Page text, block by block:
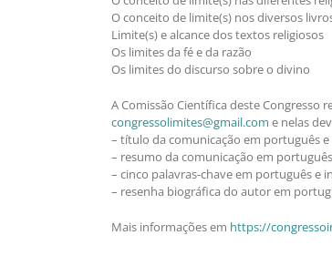
O conceito de limite(s) nos diversos
Limite(s) e alcance dos textos religiosos
Os limites da fé e da razão
Os limites do discurso sobre o divino
A Comissão Científica deste Congresso
congressolimites@gmail.com e nelas
– título da comunicação em português e
– resumo da comunicação em
– cinco palavras-chave em português e
– resenha biográfica do autor em
Mais informações em https://